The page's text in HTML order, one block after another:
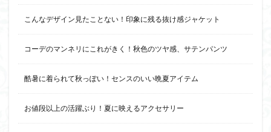
こんなデザイン見たことない！印象に残る抜け感ジャケット
コーデのマンネリにこれがきく！秋色のツヤ感、サテンパンツ
酷暑に着られて秋っぽい！センスのいい晩夏アイテム
お値段以上の活躍ぶり！夏に映えるアクセサリー